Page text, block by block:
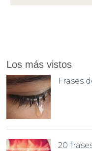
Los más vistos
Frases
20